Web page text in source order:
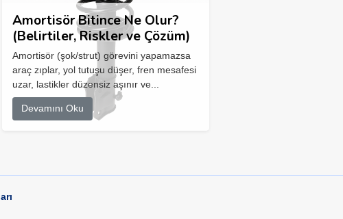
Amortisör Bitince Ne Olur?
(Belirtiler, Riskler ve Çözüm)
Amortisör (şok/strut) görevini yapamazsa
araç zıplar, yol tutuşu düşer, fren mesafesi
uzar, lastikler düzensiz aşınır ve...
Devamını Oku